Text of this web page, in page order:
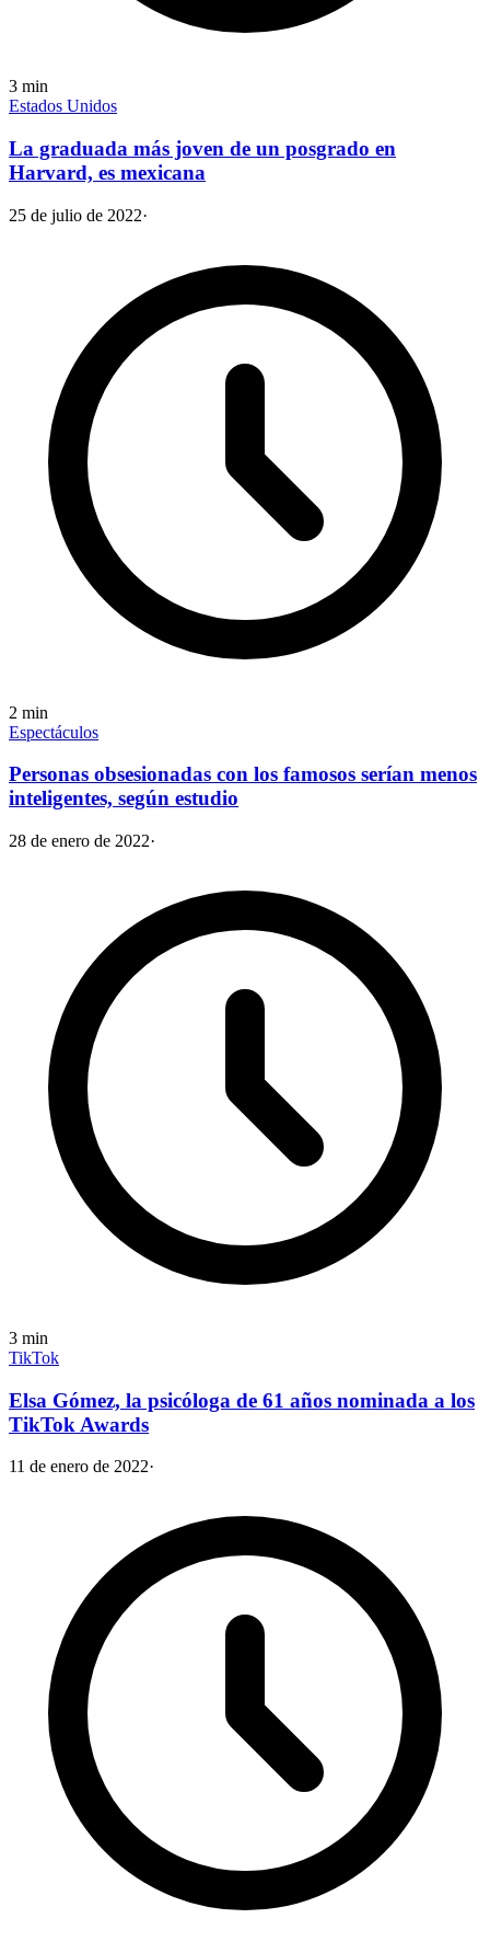
3 min
Estados Unidos
La graduada más joven de un posgrado en
Harvard, es mexicana
25 de julio de 2022·
2 min
Espectáculos
Personas obsesionadas con los famosos serían menos
inteligentes, según estudio
28 de enero de 2022·
3 min
TikTok
Elsa Gómez, la psicóloga de 61 años nominada a los
TikTok Awards
11 de enero de 2022·